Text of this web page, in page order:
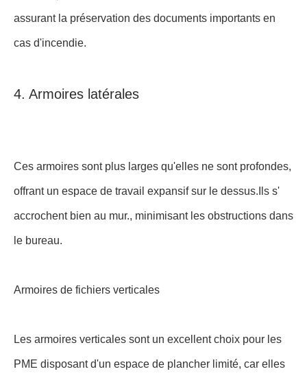
assurant la préservation des documents importants en
cas d'incendie.
4. Armoires latérales